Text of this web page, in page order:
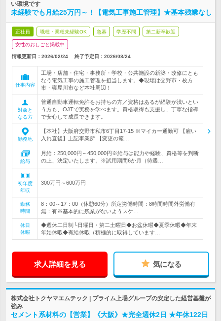
い環境です
未経験でも月給25万円～！【電気工事施工管理】★基本残業なし
正社員 職種・業種未経験OK 急募 学歴不問 第二新卒歓迎
女性のおしごと掲載中
情報更新日：2026/02/24 終了予定日： 2026/08/24
仕事内容
工場・店舗・住宅・事務所・学校・公共施設の新築・改修にとも
なう電気工事の施工管理を担当します。◆現場は交野市・枚方
市・寝屋川市など本社周辺！
対象と
なる方
普通自動車運転免許をお持ちの方／資格はあるが経験が浅いとい
う方も、OJTで実務を学べます。資格取得も支援し、丁寧な指導
で安心して成長できます。
勤務地
【本社】大阪府交野市私市6丁目17-15 ※マイカー通勤可 【雇い
入れ直後】上記事業所 【変更の範…
給与
月給：250,000円～450,000円※給与は能力や経験、資格等を判断
の上、決定いたします。※試用期間6か月（待遇…
初年度
年収
300万円～600万円
勤務
時間
8：00～17：00（休憩60分）所定労働時間：8時間時間外労働有
無：有※基本的に残業がないようスケ…
休日
休暇
◆週休二日制└日曜日・第二土曜日◆お盆休暇◆夏季休暇◆年末
年始休暇◆有給休暇（積極的に取得しています…
求人詳細を見る 気になる
株式会社トクヤマエムテック | プライム上場グループの安定した経営基盤が
強み
セメント系材料の【営業】《大阪》★完全週休2日 ★年休122日